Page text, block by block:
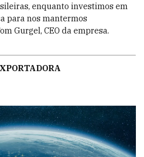
enquanto investimos em
para nos mantermos
Gurgel, CEO da empresa.